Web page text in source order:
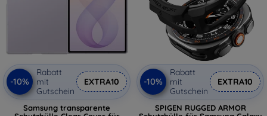
-10%
Rabatt
mit
Gutschein
EXTRA10
Samsung transparente
-10%
Rabatt
mit
Gutschein
EXTRA10
SPIGEN RUGGED ARMOR